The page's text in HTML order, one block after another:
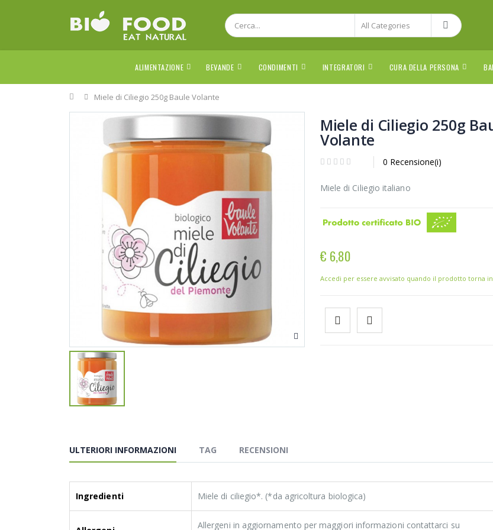
ALIMENTAZIONE BEVANDE CONDIMENTI INTEGRATORI CURA DELLA PERSONA
Home
Miele di Ciliegio 250g Baule Volante
Miele di Ciliegio 250g
Volante
0 Recensione(i)
Miele di Ciliegio italiano
€ 6,80
Accedi per essere avvisato quando il prodotto torna in
ULTERIORI INFORMAZIONI TAG RECENSIONI
Ingredienti Miele di ciliegio*. (*da agricoltura biologica)
Allergeni in aggiornamento per maggiori informazioni contattarci su